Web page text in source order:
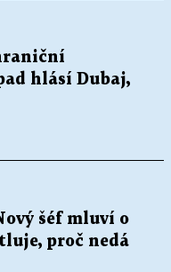
hlásí Dubaj,
šéf mluví o
proč nedá